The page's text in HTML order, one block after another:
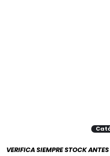
VERIFICA SIEMPRE STOCK